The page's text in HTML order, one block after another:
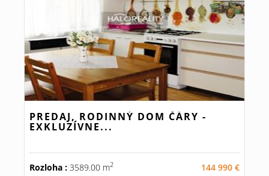
PREDAJ, RODINNÝ DOM ČÁRY -
EXKLUZÍVNE...
Rozloha : 3589.00 m2
144 990 €